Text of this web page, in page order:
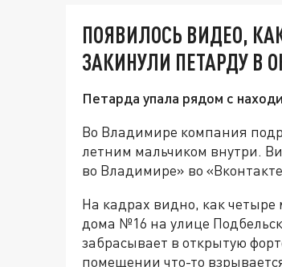
ПОЯВИЛОСЬ ВИДЕО,
ЗАКИНУЛИ ПЕТАРДУ В
Петарда упала рядом с
Во Владимире компания
летним мальчиком внутри.
во Владимире» во
На кадрах видно, как четыре
дома №16 на улице
забрасывает в открытую
помещении что-то